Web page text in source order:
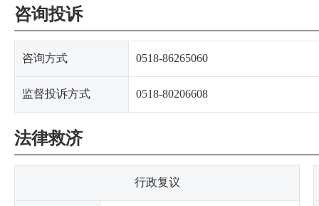
咨询投诉
咨询方式 0518-86265060
监督投诉方式 0518-80206608
法律救济
行政复议